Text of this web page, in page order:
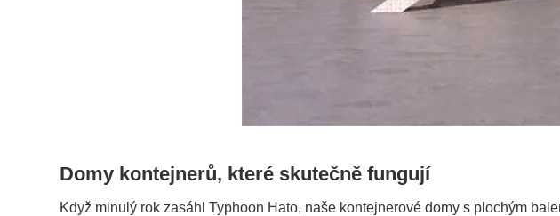
Domy kontejnerů, které skutečně fungují
Když minulý rok zasáhl Typhoon Hato, naše kontejnerové domy s plochým